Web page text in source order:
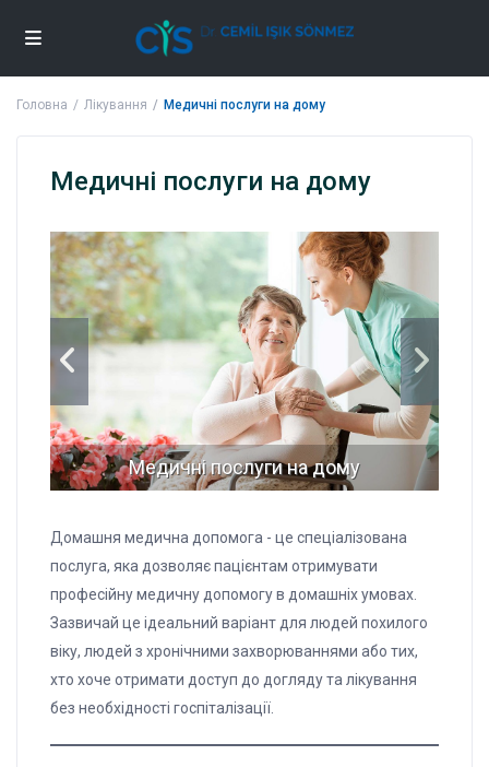
Головна Лікування Медичні послуги на дому
Медичні послуги на дому
Медичні послуги на дому
Домашня медична допомога - це спеціалізована
послуга, яка дозволяє пацієнтам отримувати
професійну медичну допомогу в домашніх умовах.
Зазвичай це ідеальний варіант для людей похилого
віку, людей з хронічними захворюваннями або тих,
хто хоче отримати доступ до догляду та лікування
без необхідності госпіталізації.